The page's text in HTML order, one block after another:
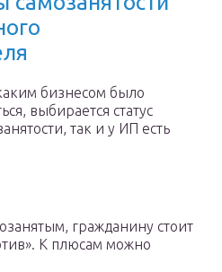
бизнесом было
выбирается статус
так и у ИП есть
гражданину стоит
К плюсам можно